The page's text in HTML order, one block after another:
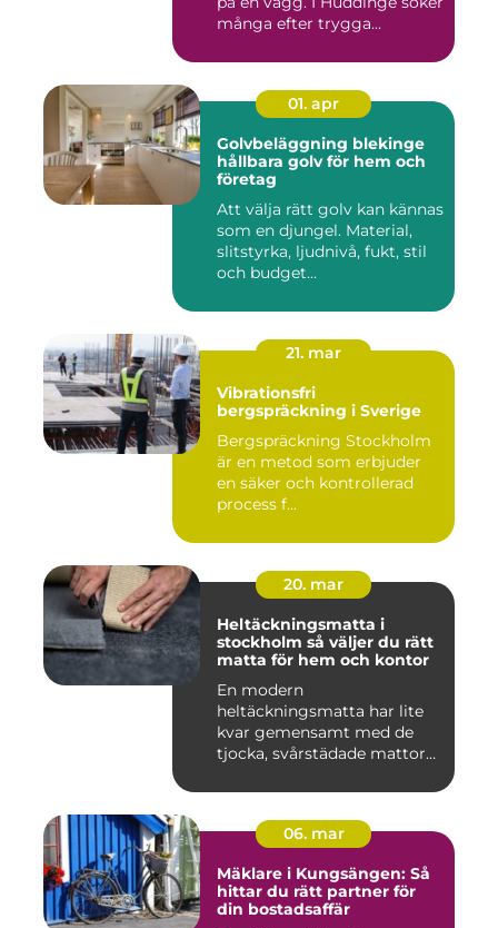
många efter trygga...
01. apr
Golvbeläggning blekinge
hållbara golv för hem och
företag
Att välja rätt golv kan kännas
som en djungel. Material,
slitstyrka, ljudnivå, fukt, stil
och budget...
21. mar
Vibrationsfri
bergspräckning i Sverige
Bergspräckning Stockholm
är en metod som erbjuder
en säker och kontrollerad
process f...
20. mar
Heltäckningsmatta i
stockholm så väljer du rätt
matta för hem och kontor
En modern
heltäckningsmatta har lite
kvar gemensamt med de
tjocka, svårstädade mattor
06. mar
Mäklare i Kungsängen: Så
hittar du rätt partner för
din bostadsaffär